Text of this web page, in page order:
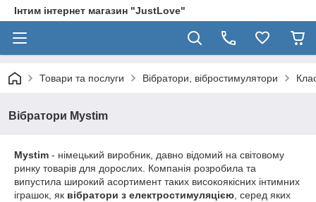
Інтим інтернет магазин "JustLove"
Товари та послуги Вібратори, вібростимулятори
Вібратори Mystim
Mystim - німецький виробник, давно відомий на світовому
ринку товарів для дорослих. Компанія розробила та
випустила широкий асортимент таких високоякісних інтимних
іграшок, як вібратори з електростимуляцією , серед яких